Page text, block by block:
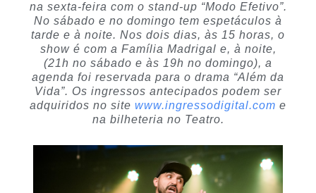
na sexta-feira com o stand-up “Modo Efetivo”.
No sábado e no domingo tem espetáculos à
tarde e à noite. Nos dois dias, às 15 horas, o
show é com a Família Madrigal e, à noite,
(21h no sábado e às 19h no domingo), a
agenda foi reservada para o drama “Além da
Vida”. Os ingressos antecipados podem ser
adquiridos no site www.ingressodigital.com e
na bilheteria no Teatro.